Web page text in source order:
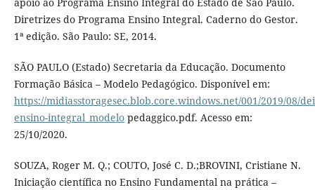
Diretrizes do Programa Ensino Integral. Caderno do Gestor.
1ª edição. São Paulo: SE, 2014.
SÃO PAULO (Estado) Secretaria da Educação. Documento
Formação Básica – Modelo Pedagógico. Disponível em:
https://midiasstoragesec.blob.core.windows.net/001/2019/08/
ensino-integral_modelopedaggico.pdf. Acesso em:
25/10/2020.
SOUZA, Roger M. Q.; COUTO, José C. D.;BROVINI, Cristiane N.
Iniciação científica no Ensino Fundamental na prática –